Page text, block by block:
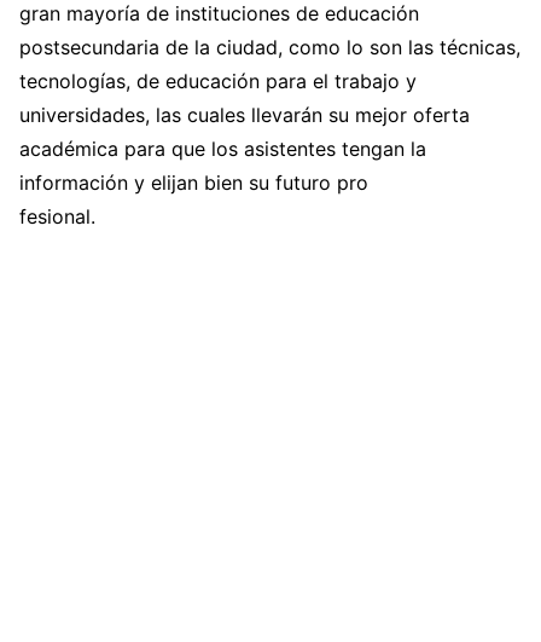
gran mayoría de instituciones de educación
postsecundaria de la ciudad, como lo son las técnicas,
tecnologías, de educación para el trabajo y
universidades, las cuales llevarán su mejor oferta
académica para que los asistentes tengan la
información y elijan bien su futuro pro
fesional.